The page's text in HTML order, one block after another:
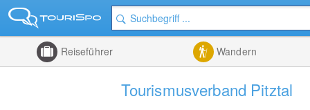
Reiseführer Wandern
Tourismusverband Pitztal